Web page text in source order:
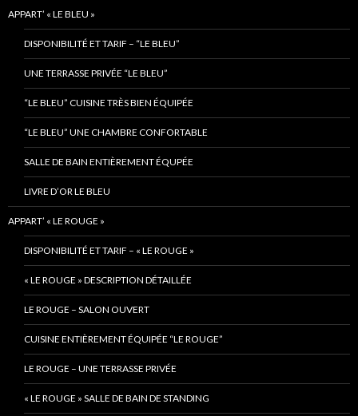
APPART’ « LE BLEU »
DISPONIBILITÉ ET TARIF – “LE BLEU”
UNE TERRASSE PRIVÉE “LE BLEU”
“LE BLEU” CUISINE TRÈS BIEN ÉQUIPÉE
“LE BLEU” UNE CHAMBRE CONFORTABLE
SALLE DE BAIN ENTIÈREMENT ÉQUPÉE
LIVRE D’OR LE BLEU
APPART’ « LE ROUGE »
DISPONIBILITÉ ET TARIF – « LE ROUGE »
« LE ROUGE » DESCRIPTION DÉTAILLÉE
LE ROUGE – SALON OUVERT
CUISINE ENTIÈREMENT ÉQUIPÉE “LE ROUGE”
LE ROUGE – UNE TERRASSE PRIVÉE
« LE ROUGE » SALLE DE BAIN DE STANDING